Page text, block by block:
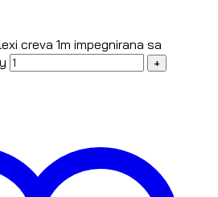
creva 1m impegnirana sa
+